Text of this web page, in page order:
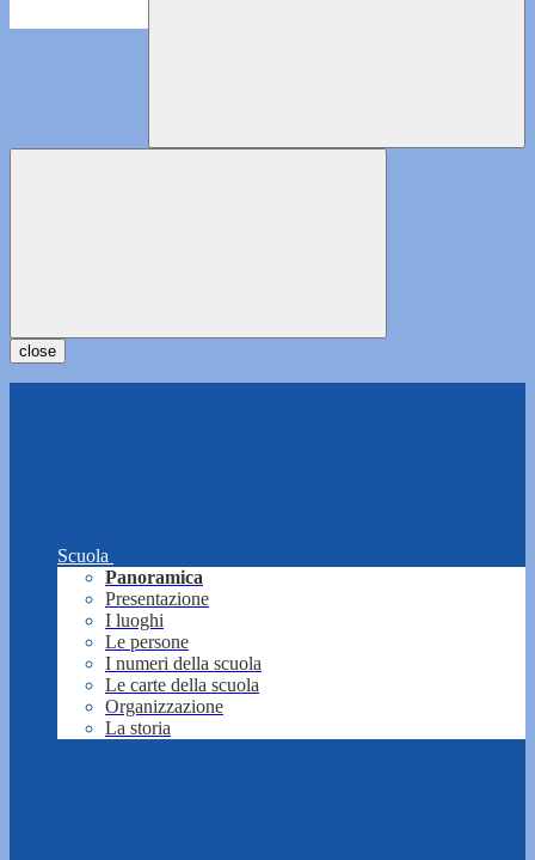
close
Scuola
Panoramica
Presentazione
I luoghi
Le persone
I numeri della scuola
Le carte della scuola
Organizzazione
La storia